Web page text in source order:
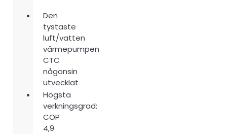
Den
tystaste
luft/vatten
värmepumpen
CTC
någonsin
utvecklat
Högsta
verkningsgrad:
COP
4,9